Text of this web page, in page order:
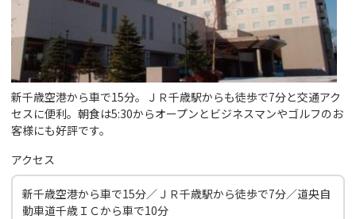
新千歳空港から車で15分。ＪＲ千歳駅からも徒歩で7分と交通アク
セスに便利。朝食は5:30からオープンとビジネスマンやゴルフのお
客様にも好評です。
アクセス
新千歳空港から車で15分／ＪＲ千歳駅から徒歩で7分／道央自
動車道千歳ＩＣから車で10分